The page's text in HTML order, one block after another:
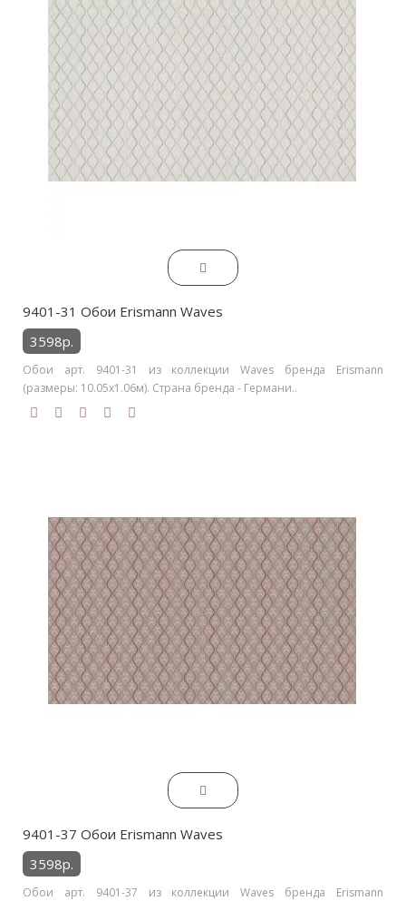
9401-31 Обои Erismann Waves
3598р.
Обои арт. 9401-31 из коллекции Waves бренда Erismann
(размеры: 10.05х1.06м). Страна бренда - Германи..
9401-37 Обои Erismann Waves
3598р.
Обои арт. 9401-37 из коллекции Waves бренда Erismann